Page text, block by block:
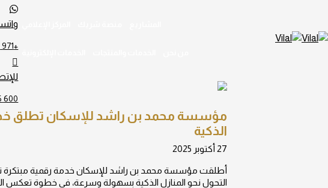
+971 54 387 5555
600 555 777
مؤسسة محمد بن راشد للإسكان تطلق
الذكية
27 أكتوبر 2025
أطلقت مؤسسة محمد بن راشد للإسكان خدمة رقمية مبتكرة
التحول نحو المنازل الذكية بسهولة وسرعة، في خطوة تعكس